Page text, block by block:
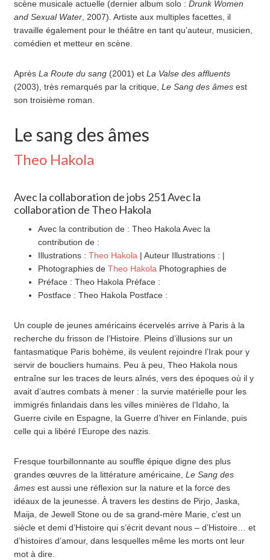
scène musicale actuelle (dernier album solo : Drunk Women
and Sexual Water, 2007). Artiste aux multiples facettes, il
travaille également pour le théâtre en tant qu’auteur, musicien,
comédien et metteur en scène.
Après La Route du sang(2001) et La Valse des affluents
(2003), très remarqués par la critique, Le Sang des âmesest
son troisième roman.
Le sang des âmes
Theo Hakola
Avec la collaboration de jobs 251 Avec la
collaboration de Theo Hakola
Avec la contribution de : Theo Hakola Avec la
contribution de :
Illustrations : Theo Hakola | Auteur Illustrations : |
Photographies de Theo Hakola Photographies de
Préface : Theo Hakola Préface :
Postface : Theo Hakola Postface :
Un couple de jeunes américains écervelés arrive à Paris à la
recherche du frisson de l’Histoire. Pleins d’illusions sur un
fantasmatique Paris bohème, ils veulent rejoindre l’Irak pour y
servir de boucliers humains. Peu à peu, Theo Hakola nous
entraîne sur les traces de leurs aînés, vers des époques où il y
avait d’autres combats à mener : la survie matérielle pour les
immigrés finlandais dans les villes minières de l’Idaho, la
Guerre civile en Espagne, la Guerre d’hiver en Finlande, puis
celle qui a libéré l’Europe des nazis.
Fresque tourbillonnante au souffle épique digne des plus
grandes œuvres de la littérature américaine, Le Sang des
âmesest aussi une réflexion sur la nature et la force des
idéaux de la jeunesse. À travers les destins de Pirjo, Jaska,
Maija, de Jewell Stone ou de sa grand-mère Marie, c’est un
siècle et demi d’Histoire qui s’écrit devant nous – d’Histoire… et
d’histoires d’amour, dans lesquelles même les morts ont leur
mot à dire.